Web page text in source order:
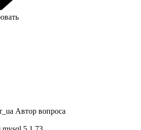
Автор вопроса